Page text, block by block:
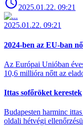
2025.01.22. 09:21
2025.01.22. 09:21
2024-ben az EU-ban
Az Európai Unióban
10,6 millióra nőtt az
Ittas sofőröket kerestek
Budapesten harminc
oldali hétvégi